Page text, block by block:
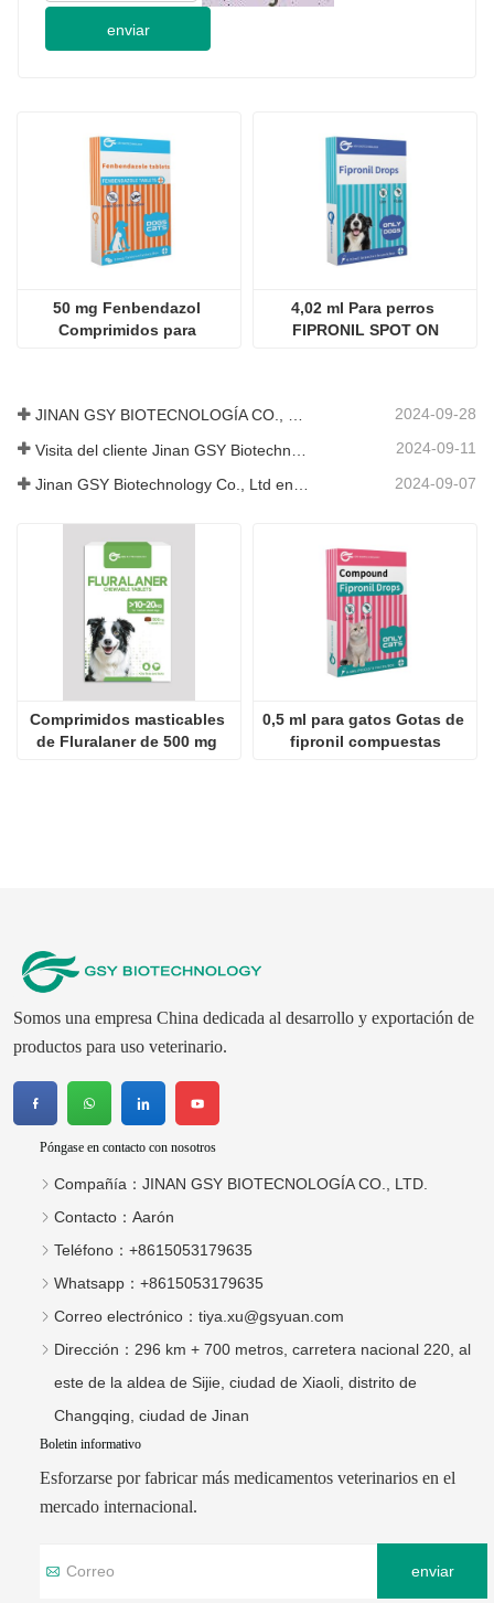
enviar
50 mg Fenbendazol
Comprimidos para
4,02 ml Para perros
FIPRONIL SPOT ON
JINAN GSY BIOTECNOLOGÍA CO., LTD. participó en la Exposición Internacional de Ganadería de Pakistán IPEX 2024 2024-09-28
2024-09-11
2024-09-07
Comprimidos masticables
de Fluralaner de 500 mg
0,5 ml para gatos Gotas de
fipronil compuestas
Somos una empresa China dedicada al desarrollo y exportación de
productos para uso veterinario.
Póngase en contacto con nosotros
Compañía： JINAN GSY BIOTECNOLOGÍA CO., LTD.
Contacto： Aarón
Teléfono： +8615053179635
Whatsapp： +8615053179635
Correo electrónico： tiya.xu@gsyuan.com
Dirección： 296 km + 700 metros, carretera nacional 220, al
este de la aldea de Sijie, ciudad de Xiaoli, distrito de
Changqing, ciudad de Jinan
Boletin informativo
Esforzarse por fabricar más medicamentos veterinarios en el
mercado internacional.
enviar